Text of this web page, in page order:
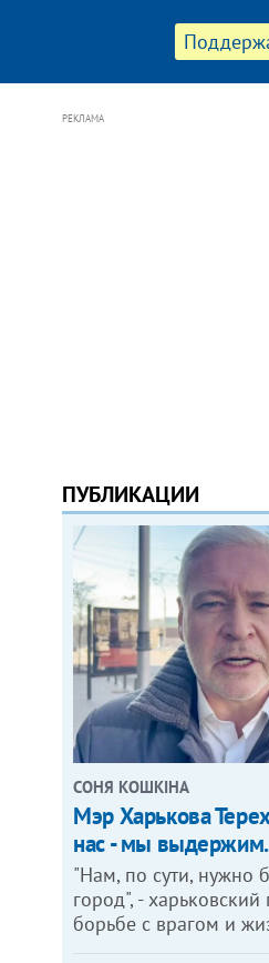
РЕКЛАМА
ПУБЛИКАЦИИ
СОНЯ КОШКІНА
Мэр Харькова
нас - мы
"Нам, по сути, нужно
город", -
борьбе с врагом и